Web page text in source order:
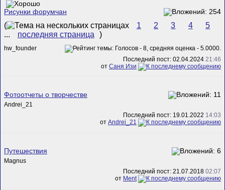
Рисунки форумчан
( 1 2 3 4
5
...
последняя страница )
hw_founder
Последний пост: 02.04.2024 21:46
от Саня Изи
Фотоотчеты о творчестве
Andrei_21
Последний пост: 19.01.2022 14:03
от Andrei_21
Путешествия
Magnus
Последний пост: 21.07.2018 02:07
от Ment